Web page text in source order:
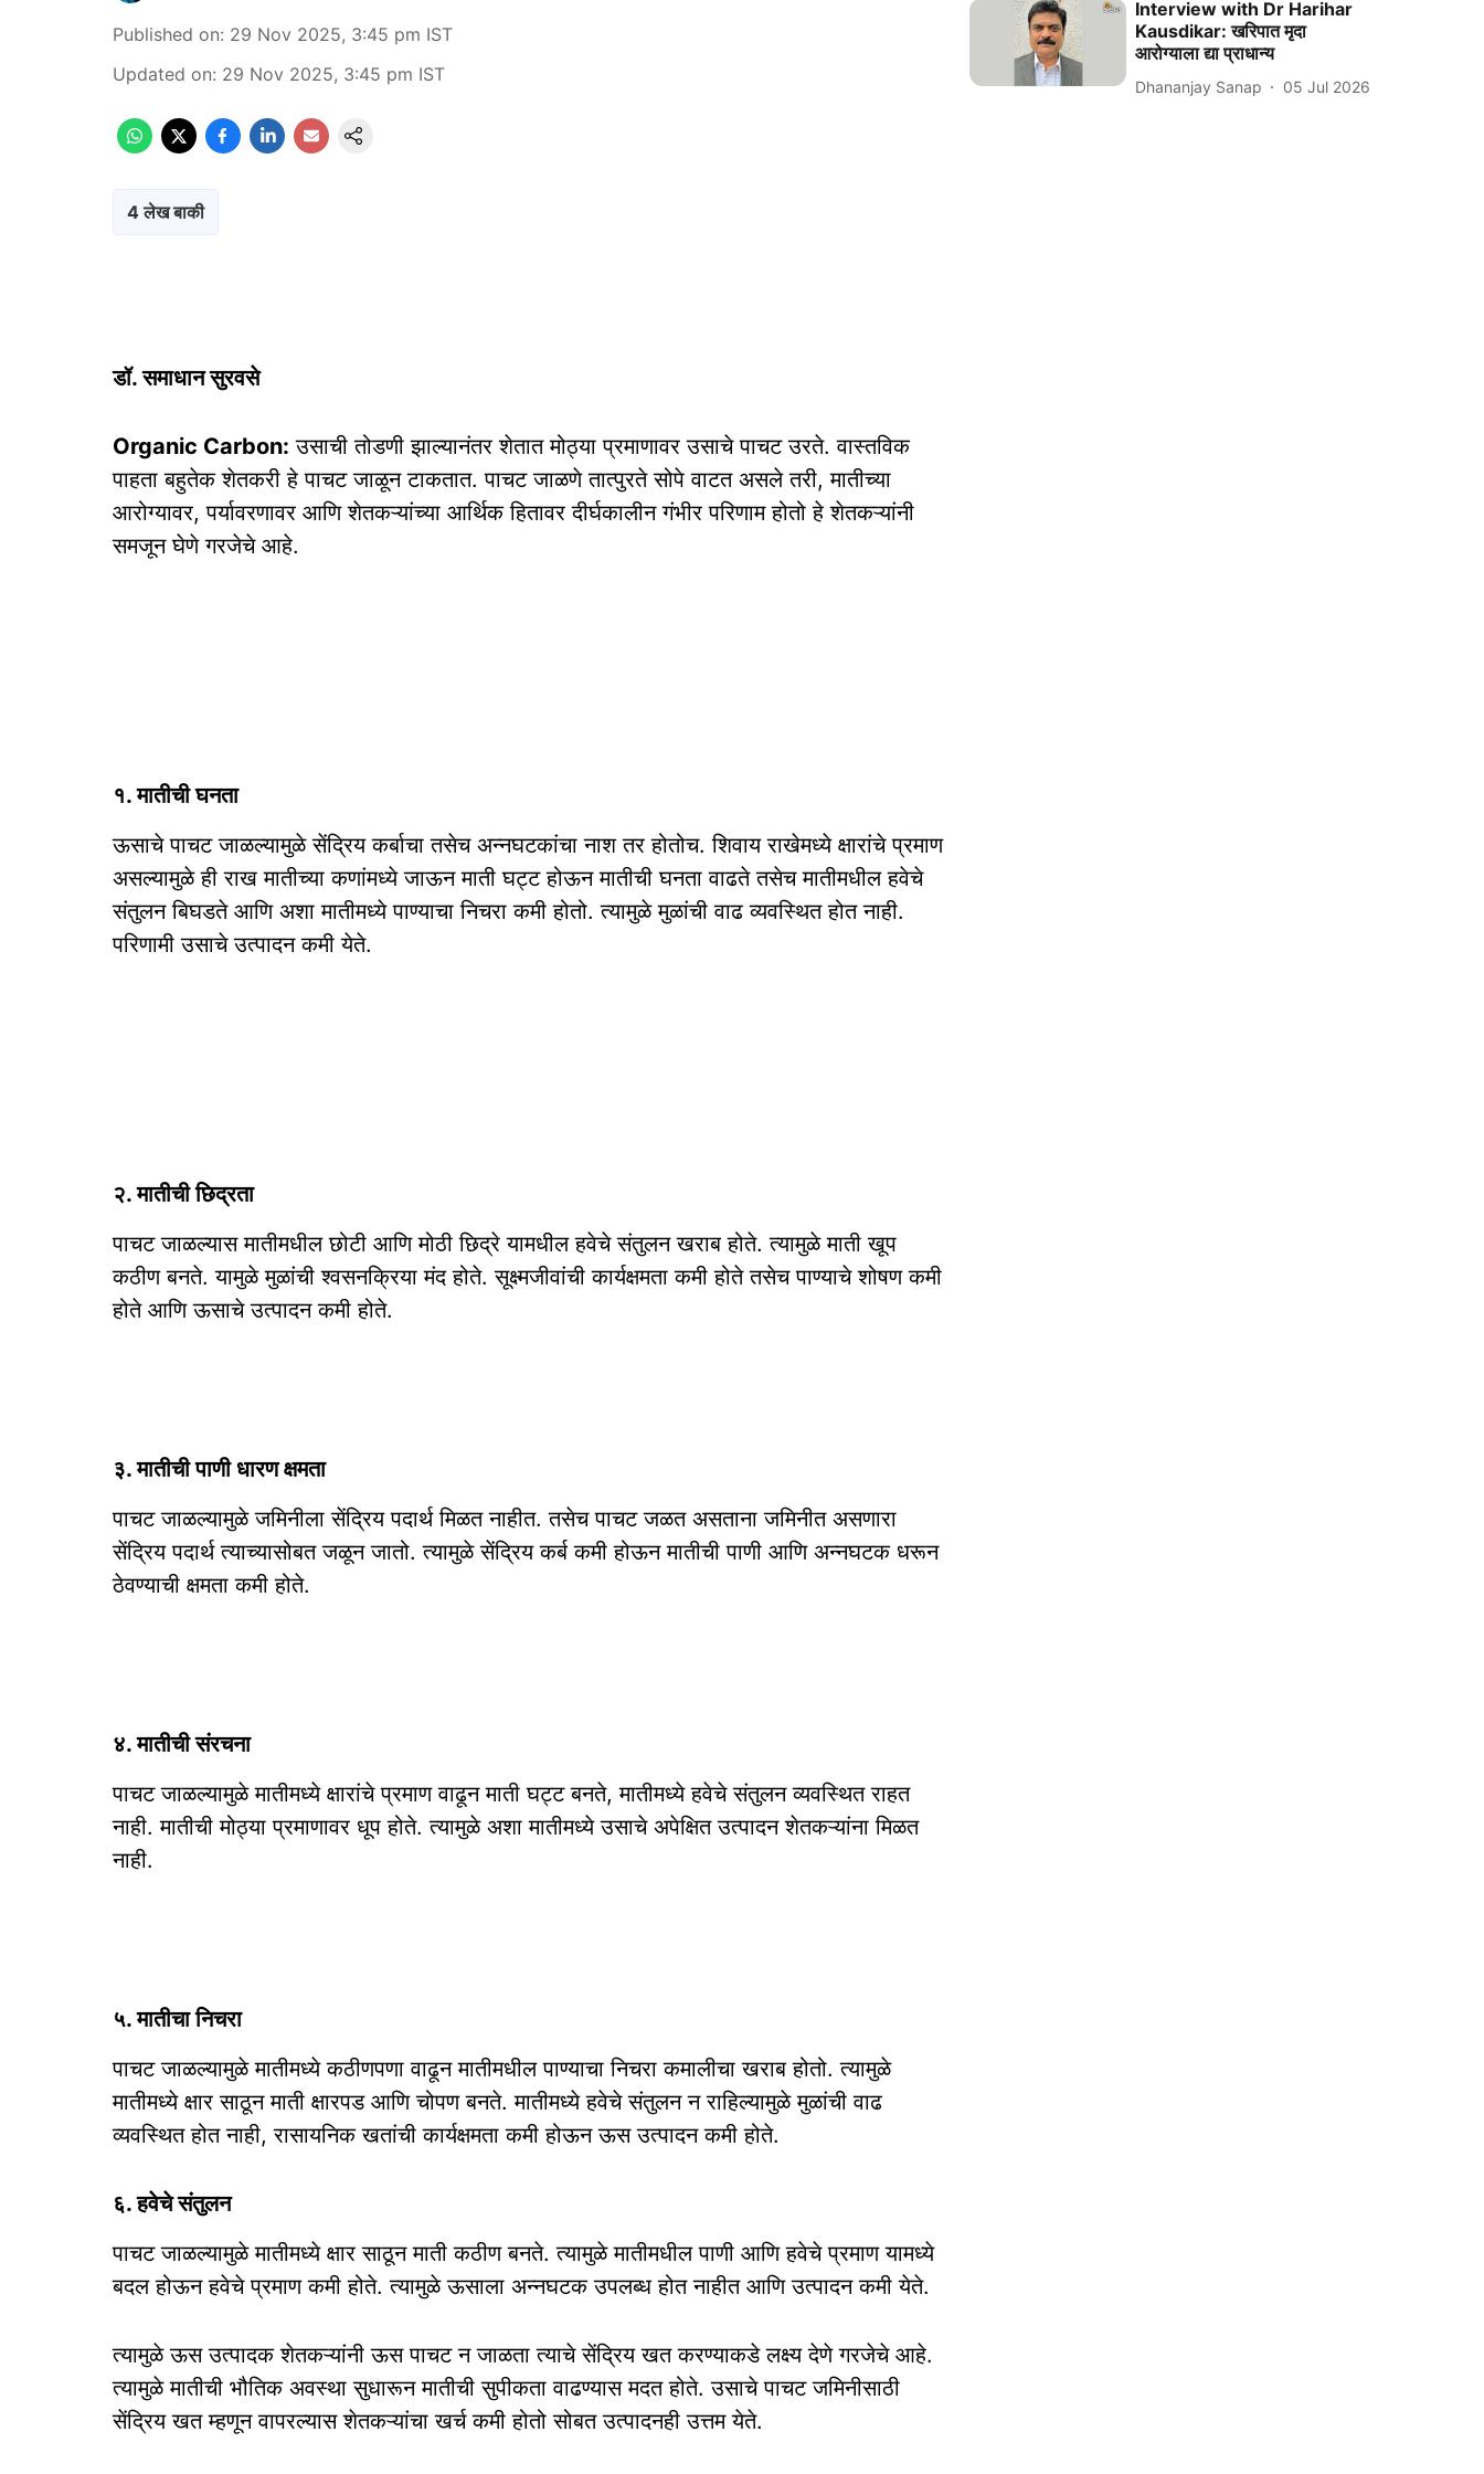
Published on: 29 Nov 2025, 3:45 pm IST
Updated on: 29 Nov 2025, 3:45 pm IST
4 लेख बाकी
डॉ. समाधान सुरवसे
Organic Carbon: उसाची तोडणी झाल्यानंतर शेतात मोठ्या प्रमाणावर उसाचे पाचट उरते. वास्तविक
पाहता बहुतेक शेतकरी हे पाचट जाळून टाकतात. पाचट जाळणे तात्पुरते सोपे वाटत असले तरी, मातीच्या
आरोग्यावर, पर्यावरणावर आणि शेतकऱ्यांच्या आर्थिक हितावर दीर्घकालीन गंभीर परिणाम होतो हे शेतकऱ्यांनी
समजून घेणे गरजेचे आहे.
१. मातीची घनता
ऊसाचे पाचट जाळल्यामुळे सेंद्रिय कर्बाचा तसेच अन्नघटकांचा नाश तर होतोच. शिवाय राखेमध्ये क्षारांचे प्रमाण
असल्यामुळे ही राख मातीच्या कणांमध्ये जाऊन माती घट्ट होऊन मातीची घनता वाढते तसेच मातीमधील हवेचे
संतुलन बिघडते आणि अशा मातीमध्ये पाण्याचा निचरा कमी होतो. त्यामुळे मुळांची वाढ व्यवस्थित होत नाही.
परिणामी उसाचे उत्पादन कमी येते.
२. मातीची छिद्रता
पाचट जाळल्यास मातीमधील छोटी आणि मोठी छिद्रे यामधील हवेचे संतुलन खराब होते. त्यामुळे माती खूप
कठीण बनते. यामुळे मुळांची श्वसनक्रिया मंद होते. सूक्ष्मजीवांची कार्यक्षमता कमी होते तसेच पाण्याचे शोषण कमी
होते आणि ऊसाचे उत्पादन कमी होते.
३. मातीची पाणी धारण क्षमता
पाचट जाळल्यामुळे जमिनीला सेंद्रिय पदार्थ मिळत नाहीत. तसेच पाचट जळत असताना जमिनीत असणारा
सेंद्रिय पदार्थ त्याच्यासोबत जळून जातो. त्यामुळे सेंद्रिय कर्ब कमी होऊन मातीची पाणी आणि अन्नघटक धरून
ठेवण्याची क्षमता कमी होते.
४. मातीची संरचना
पाचट जाळल्यामुळे मातीमध्ये क्षारांचे प्रमाण वाढून माती घट्ट बनते, मातीमध्ये हवेचे संतुलन व्यवस्थित राहत
नाही. मातीची मोठ्या प्रमाणावर धूप होते. त्यामुळे अशा मातीमध्ये उसाचे अपेक्षित उत्पादन शेतकऱ्यांना मिळत
नाही.
५. मातीचा निचरा
पाचट जाळल्यामुळे मातीमध्ये कठीणपणा वाढून मातीमधील पाण्याचा निचरा कमालीचा खराब होतो. त्यामुळे
मातीमध्ये क्षार साठून माती क्षारपड आणि चोपण बनते. मातीमध्ये हवेचे संतुलन न राहिल्यामुळे मुळांची वाढ
व्यवस्थित होत नाही, रासायनिक खतांची कार्यक्षमता कमी होऊन ऊस उत्पादन कमी होते.
६. हवेचे संतुलन
पाचट जाळल्यामुळे मातीमध्ये क्षार साठून माती कठीण बनते. त्यामुळे मातीमधील पाणी आणि हवेचे प्रमाण यामध्ये
बदल होऊन हवेचे प्रमाण कमी होते. त्यामुळे ऊसाला अन्नघटक उपलब्ध होत नाहीत आणि उत्पादन कमी येते.
त्यामुळे ऊस उत्पादक शेतकऱ्यांनी ऊस पाचट न जाळता त्याचे सेंद्रिय खत करण्याकडे लक्ष्य देणे गरजेचे आहे.
त्यामुळे मातीची भौतिक अवस्था सुधारून मातीची सुपीकता वाढण्यास मदत होते. उसाचे पाचट जमिनीसाठी
सेंद्रिय खत म्हणून वापरल्यास शेतकऱ्यांचा खर्च कमी होतो सोबत उत्पादनही उत्तम येते.
Interview with Dr Harihar
Kausdikar: खरिपात मृदा
आरोग्याला द्या प्राधान्य
Dhananjay Sanap 05 Jul 2026